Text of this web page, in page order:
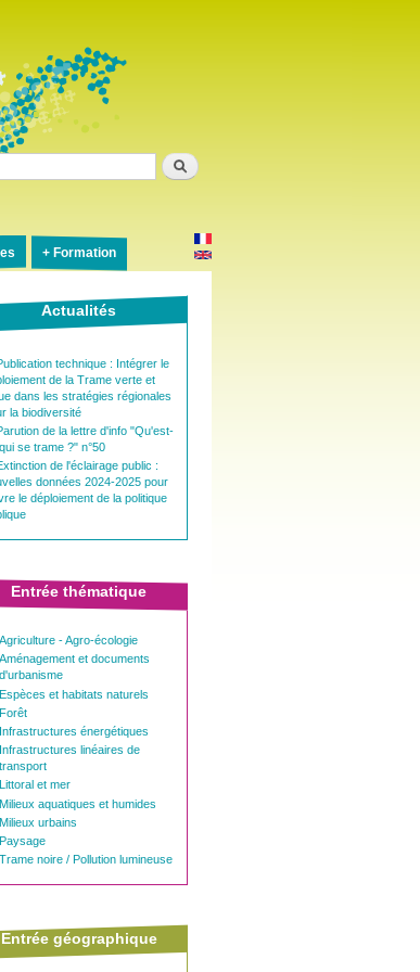
Formation
Actualités
technique : Intégrer le
de la Trame verte et
dans les stratégies régionales
la biodiversité
de la lettre d'info "Qu'est-
se trame ?" n°50
de l'éclairage public :
données 2024-2025 pour
le déploiement de la politique
Entrée thématique
Agriculture - Agro-écologie
Aménagement et documents
d'urbanisme
Espèces et habitats naturels
Forêt
Infrastructures énergétiques
Infrastructures linéaires de
transport
Littoral et mer
Milieux aquatiques et humides
Milieux urbains
Paysage
Trame noire / Pollution lumineuse
Entrée géographique